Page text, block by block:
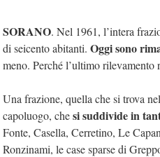
SORANO. Nel 1961, l’intera
di seicento abitanti. Oggi sono
meno. Perché l’ultimo rilevamento
Una frazione, quella che si trova
capoluogo, chesi suddivide in
Fonte, Casella, Cerretino, Le
Ronzinami, le case sparse di